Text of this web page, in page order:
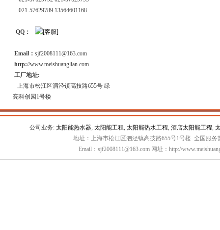
021-57629789 13564601168
QQ：
Email： sjf2008111@163.com
http://www.meishuanglian.com
工厂地址:
上海市松江区泗泾镇高技路655号 绿
亮科创园1号楼
公司业务: 太阳能热水器, 太阳能工程, 太阳能热水工程, 酒店太阳能工程,
地址：上海市松江区泗泾镇高技路655号1号楼 全国服务
Email：sjf2008111@163.com 网址：http://